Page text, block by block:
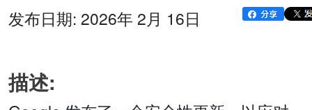
发布日期: 2026年 2月 16日
描述: